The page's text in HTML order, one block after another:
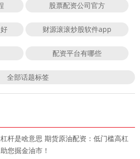
股票配资公司官方
财源滚滚炒股软件app
配资平台有哪些
全部话题标签
杆是啥意思 期货原油配资：低门槛高杠
您掘金油市！